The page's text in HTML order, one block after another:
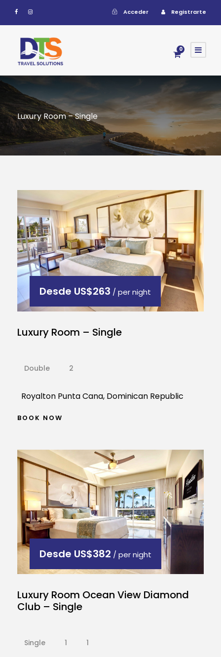
Acceder Registrarte
0
Luxury Room – Single
Desde US$263 / per night
Luxury Room – Single
Double 2
Royalton Punta Cana, Dominican Republic
BOOK NOW
Desde US$382 / per night
Luxury Room Ocean View Diamond
Club – Single
Single 1 1